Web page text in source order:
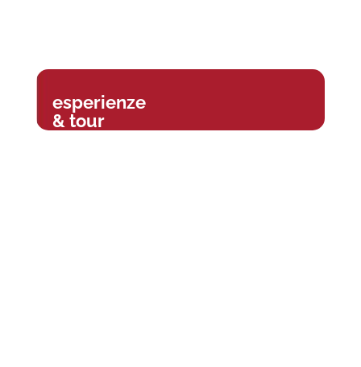
esperienze
& tour